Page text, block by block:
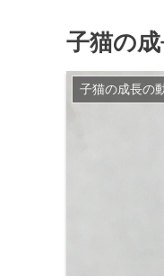
子猫の
子猫の成長の